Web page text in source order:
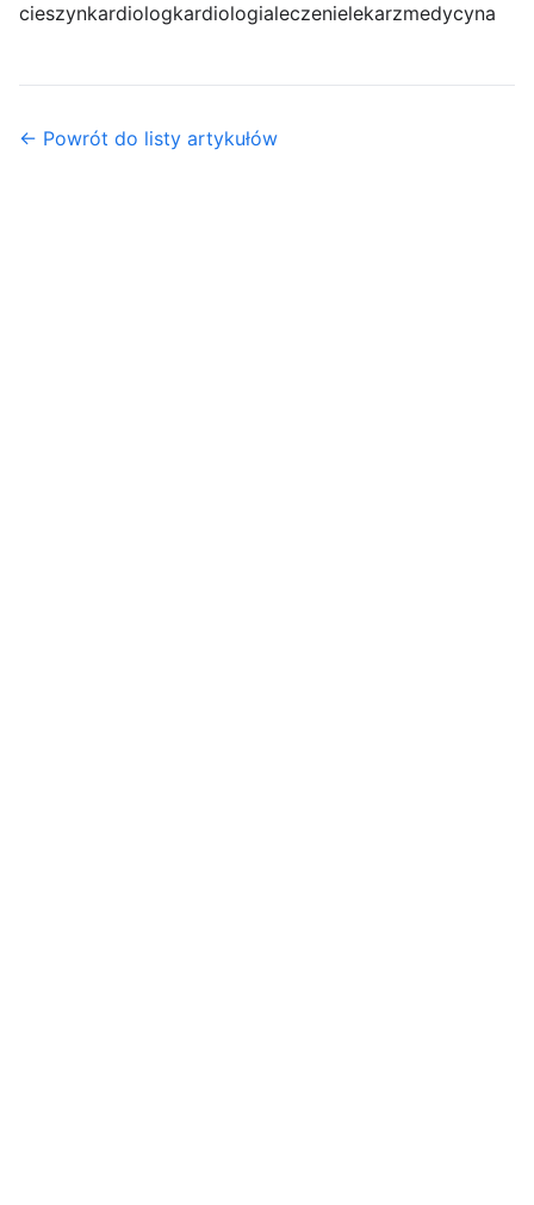
cieszynkardiologkardiologialeczenielekarzmedycyna
← Powrót do listy artykułów